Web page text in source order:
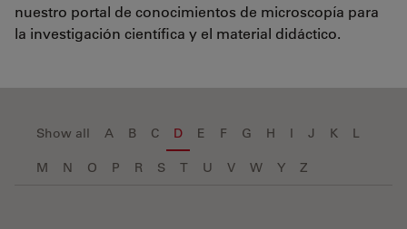
nuestro portal de conocimientos de microscopía para
la investigación científica y el material didáctico.
Show all A B C D E F G H I J K L
M N O P R S T U V W Y Z